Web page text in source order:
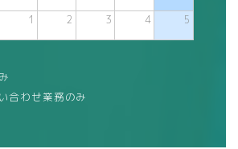
1 2 3 4 5
合わせ業務のみ